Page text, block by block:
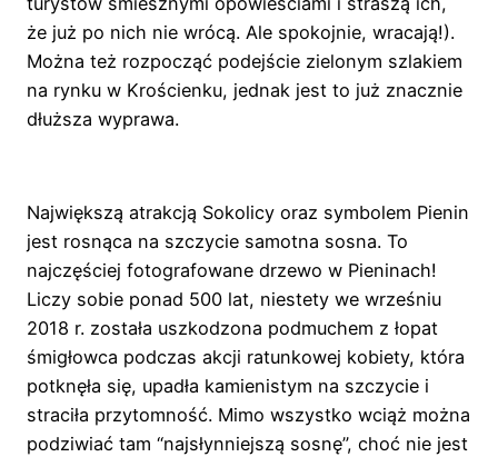
że już po nich nie wrócą. Ale spokojnie, wracają!).
Można też rozpocząć podejście zielonym szlakiem
na rynku w Krościenku, jednak jest to już znacznie
dłuższa wyprawa.
Największą atrakcją Sokolicy oraz symbolem Pienin
jest rosnąca na szczycie samotna sosna. To
najczęściej fotografowane drzewo w Pieninach!
Liczy sobie ponad 500 lat, niestety we wrześniu
2018 r. została uszkodzona podmuchem z łopat
śmigłowca podczas akcji ratunkowej kobiety, która
potknęła się, upadła kamienistym na szczycie i
straciła przytomność. Mimo wszystko wciąż można
podziwiać tam “najsłynniejszą sosnę”, choć nie jest